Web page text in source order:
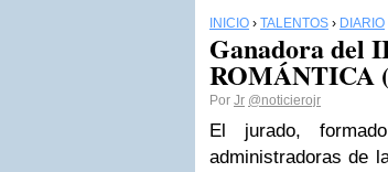
INICIO › TALENTOS › DIARIO
Ganadora del
ROMÁNTICA
Por Jr @noticierojr
El jurado,
administradoras de